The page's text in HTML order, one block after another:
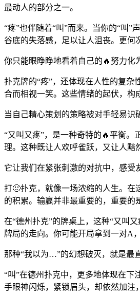
最动人的部分之一。
“疼”也伴随着“叫”而来。当你的“叫
谷底的失落感，足以让人沮丧。更何
你只能眼睁睁地看着自己的🔥努力化
扑克牌的“疼”，还体现在人性的复
合而相视一笑。这些情绪的起伏，构
当自己精心策划的策略被对手轻易识
“又叫又疼”，是一种奇特的🔥平衡。
理。这种既让人欢呼雀跃，又让人黯
它让我们在紧张刺激的对抗中，感受
打🙂扑克，就像一场浓缩的人生。在
的积累。输赢并非最重要的，重要的
在“德州扑克”的牌桌上，这种“又叫
牌局的走向。你可能开局拿到一对A
那种“我以为…”的幻想破灭，就是最
“叫”在德州扑克中，更多地体现在下
手眼神闪烁，紧锁眉头，却依然加注